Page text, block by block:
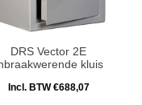
DRS Vector 2E
kluis
Incl. BTW €688,07